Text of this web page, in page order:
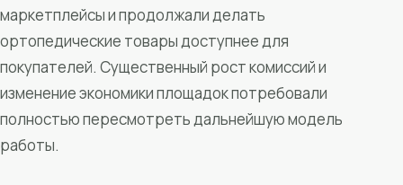
маркетплейсы и продолжали делать
ортопедические товары доступнее для
покупателей. Существенный рост комиссий и
изменение экономики площадок потребовали
полностью пересмотреть дальнейшую модель
работы.